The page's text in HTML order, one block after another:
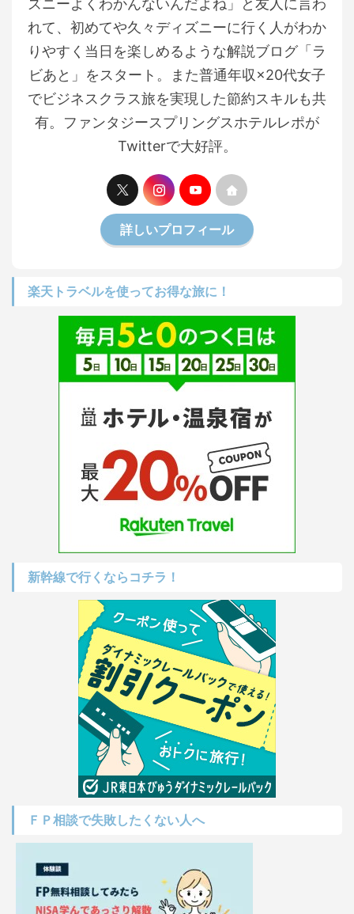
ズニーよくわかんないんだよね」と友人に言わ
れて、初めてや久々ディズニーに行く人がわか
りやすく当日を楽しめるような解説ブログ「ラ
ビあと」をスタート。また普通年収×20代女子
でビジネスクラス旅を実現した節約スキルも共
有。ファンタジースプリングスホテルレポが
Twitterで大好評。
詳しいプロフィール
楽天トラベルを使ってお得な旅に！
新幹線で行くならコチラ！
ＦＰ相談で失敗したくない人へ